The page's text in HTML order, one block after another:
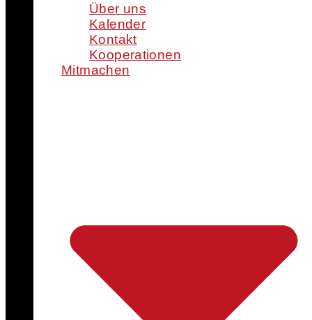
Über uns
Kalender
Kontakt
Kooperationen
Mitmachen